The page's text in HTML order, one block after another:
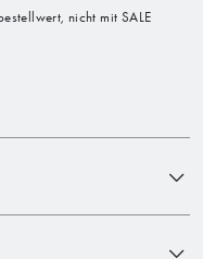
nicht mit SALE